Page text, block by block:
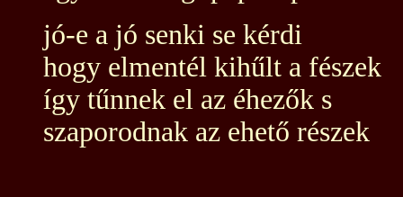
jó-e a jó senki se kérdi
hogy elmentél kihűlt a fészek
így tűnnek el az éhezők s
szaporodnak az ehető részek